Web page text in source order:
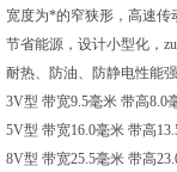
宽度为*的窄狭形，高速传
节省能源，设计小型化，
耐热、防油、防静电性能
3V型 带宽9.5毫米 带高8.0
5V型 带宽16.0毫米 带高
8V型 带宽25.5毫米 带高